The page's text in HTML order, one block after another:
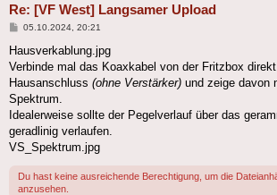
Re: [VF West] Langsamer Upload
Beitrag
05.10.2024, 20:21
Hausverkablung.jpg
Verbinde mal das Koaxkabel von der Fritzbox
Hausanschluss (ohne Verstärker) und zeige davon
Spektrum.
Idealerweise sollte der Pegelverlauf über das
geradlinig verlaufen.
VS_Spektrum.jpg
Du hast keine ausreichende Berechtigung, um die
anzusehen.